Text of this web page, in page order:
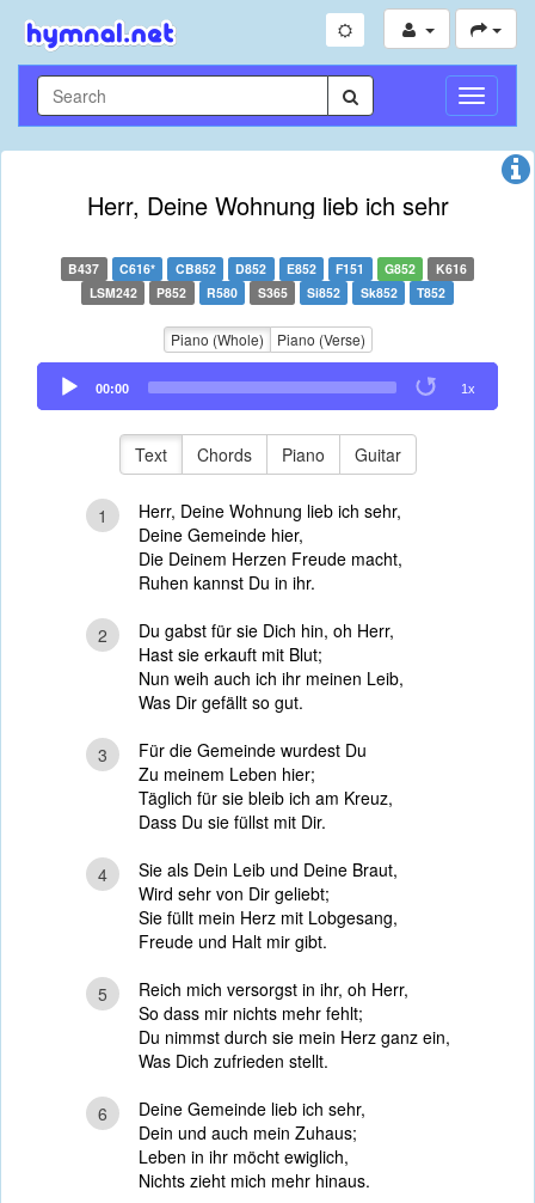
Toggle
Herr, Deine Wohnung lieb ich sehr
B437 C616* CB852 D852 E852 F151 G852
K616
LSM242
P852 R580 S365 Si852 Sk852 T852
Piano (Whole) Piano (Verse)
Audio
Player
00:00 1x
Text Chords Piano Guitar
1
Herr, Deine Wohnung lieb ich sehr,
Deine Gemeinde hier,
Die Deinem Herzen Freude macht,
Ruhen kannst Du in ihr.
2
Du gabst für sie Dich hin, oh Herr,
Hast sie erkauft mit Blut;
Nun weih auch ich ihr meinen Leib,
Was Dir gefällt so gut.
3
Für die Gemeinde wurdest Du
Zu meinem Leben hier;
Täglich für sie bleib ich am Kreuz,
Dass Du sie füllst mit Dir.
4
Sie als Dein Leib und Deine Braut,
Wird sehr von Dir geliebt;
Sie füllt mein Herz mit Lobgesang,
Freude und Halt mir gibt.
5
Reich mich versorgst in ihr, oh Herr,
So dass mir nichts mehr fehlt;
Du nimmst durch sie mein Herz ganz ein,
Was Dich zufrieden stellt.
6
Deine Gemeinde lieb ich sehr,
Dein und auch mein Zuhaus;
Leben in ihr möcht ewiglich,
Nichts zieht mich mehr hinaus.